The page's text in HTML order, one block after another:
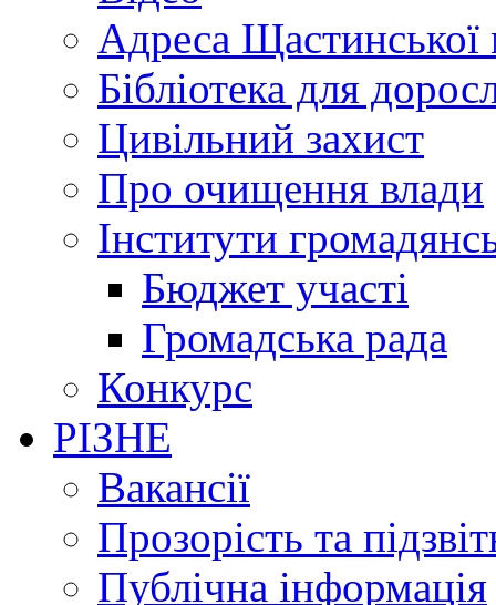
Адреса Щастинської
Бібліотека для
Цивільний захист
Про очищення влади
Інститути
Бюджет участі
Громадська рада
Конкурс
РІЗНЕ
Вакансії
Прозорість та
Публічна інформація